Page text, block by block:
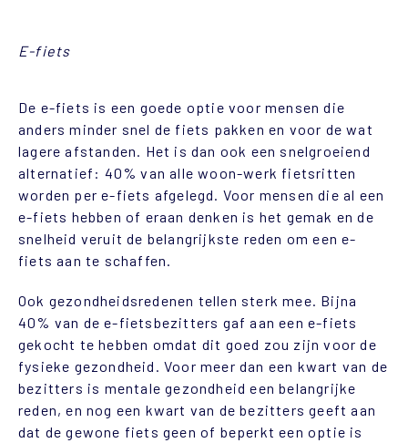
E-fiets
De e-fiets is een goede optie voor mensen die
anders minder snel de fiets pakken en voor de wat
lagere afstanden. Het is dan ook een snelgroeiend
alternatief: 40% van alle woon-werk fietsritten
worden per e-fiets afgelegd. Voor mensen die al een
e-fiets hebben of eraan denken is het gemak en de
snelheid veruit de belangrijkste reden om een e-
fiets aan te schaffen.
Ook gezondheidsredenen tellen sterk mee. Bijna
40% van de e-fietsbezitters gaf aan een e-fiets
gekocht te hebben omdat dit goed zou zijn voor de
fysieke gezondheid. Voor meer dan een kwart van de
bezitters is mentale gezondheid een belangrijke
reden, en nog een kwart van de bezitters geeft aan
dat de gewone fiets geen of beperkt een optie is